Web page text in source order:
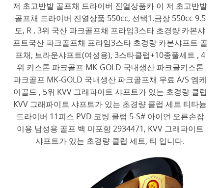
저 초고반발 골프채 드라이버 진열상품카 이 저 초고반발
골프채 드라이버 진열상품 550cc, 선택1.금장 550cc 9.5
도, R , 3위 국산 파크골프채 프라임3스타 초경량 카본샤
프트국산 파크골프채 프라임3스타 초경량 카본샤프트 골
프채, 브라운샤프트(여성용), 3스타클럽+10종풀세트 , 4
위 키스톤 파크골프 MK-GOLD 국내생산 파크골키스톤
파크골프 MK-GOLD 국내생산 파크골프채 무료 A/S 엠케
이골드 , 5위 KVV 그래파이트 샤프트가 있는 초경량 클럽
KVV 그래파이트 샤프트가 있는 초경량 클럽 세트 티타늄
드라이버 11피스 PVD 코팅 클럽 5-S# 아이언 오른손잡
이용 남성용 골프 백 미포함 2934471, KVV 그래파이트
샤프트가 있는 초경량 클럽 세트, 티 입니다.